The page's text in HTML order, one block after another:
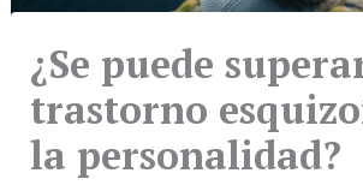
¿Se puede
trastorno
la personalidad?